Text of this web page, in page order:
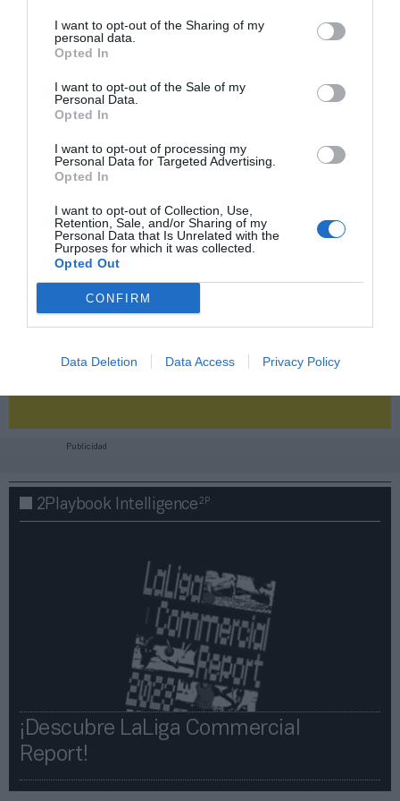
I want to opt-out of the Sharing of my
personal data.
Opted In
I want to opt-out of the Sale of my
Personal Data.
Opted In
I want to opt-out of processing my
Personal Data for Targeted Advertising.
Opted In
I want to opt-out of Collection, Use,
Retention, Sale, and/or Sharing of my
Personal Data that Is Unrelated with the
Purposes for which it was collected.
Opted Out
CONFIRM
Data Deletion Data Access Privacy Policy
Publicidad
2Playbook Club
Publicidad
2Playbook Intelligence2P
¡Descubre LaLiga Commercial
Report!​​